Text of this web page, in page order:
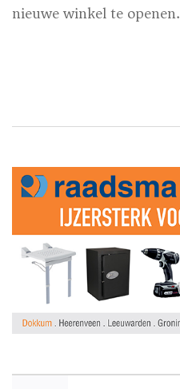
nieuwe winkel te openen.